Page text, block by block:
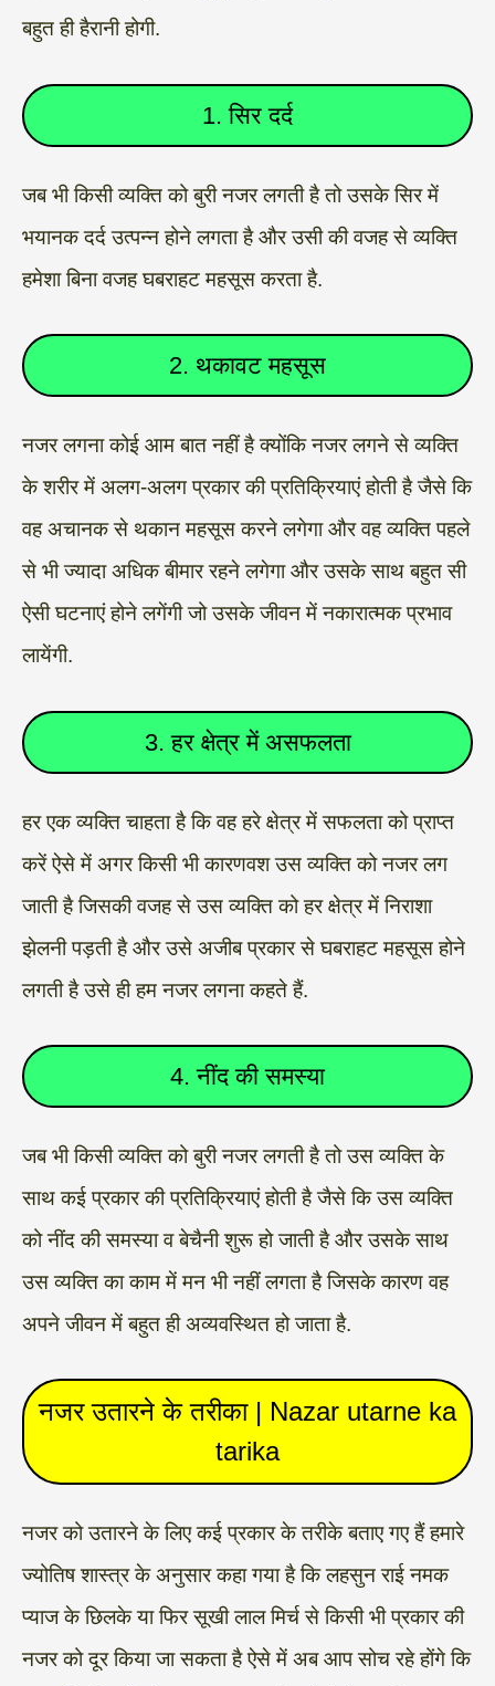
बहुत ही हैरानी होगी.
1. सिर दर्द
जब भी किसी व्यक्ति को बुरी नजर लगती है तो उसके सिर में
भयानक दर्द उत्पन्न होने लगता है और उसी की वजह से व्यक्ति
हमेशा बिना वजह घबराहट महसूस करता है.
2. थकावट महसूस
नजर लगना कोई आम बात नहीं है क्योंकि नजर लगने से व्यक्ति
के शरीर में अलग-अलग प्रकार की प्रतिक्रियाएं होती है जैसे कि
वह अचानक से थकान महसूस करने लगेगा और वह व्यक्ति पहले
से भी ज्यादा अधिक बीमार रहने लगेगा और उसके साथ बहुत सी
ऐसी घटनाएं होने लगेंगी जो उसके जीवन में नकारात्मक प्रभाव
लायेंगी.
3. हर क्षेत्र में असफलता
हर एक व्यक्ति चाहता है कि वह हरे क्षेत्र में सफलता को प्राप्त
करें ऐसे में अगर किसी भी कारणवश उस व्यक्ति को नजर लग
जाती है जिसकी वजह से उस व्यक्ति को हर क्षेत्र में निराशा
झेलनी पड़ती है और उसे अजीब प्रकार से घबराहट महसूस होने
लगती है उसे ही हम नजर लगना कहते हैं.
4. नींद की समस्या
जब भी किसी व्यक्ति को बुरी नजर लगती है तो उस व्यक्ति के
साथ कई प्रकार की प्रतिक्रियाएं होती है जैसे कि उस व्यक्ति
को नींद की समस्या व बेचैनी शुरू हो जाती है और उसके साथ
उस व्यक्ति का काम में मन भी नहीं लगता है जिसके कारण वह
अपने जीवन में बहुत ही अव्यवस्थित हो जाता है.
नजर उतारने के तरीका | Nazar utarne ka
tarika
नजर को उतारने के लिए कई प्रकार के तरीके बताए गए हैं हमारे
ज्योतिष शास्त्र के अनुसार कहा गया है कि लहसुन राई नमक
प्याज के छिलके या फिर सूखी लाल मिर्च से किसी भी प्रकार की
नजर को दूर किया जा सकता है ऐसे में अब आप सोच रहे होंगे कि